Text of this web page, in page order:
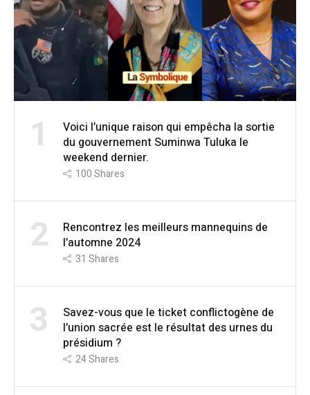
1
Voici l’unique raison qui empêcha la sortie
du gouvernement Suminwa Tuluka le
weekend dernier.
100Shares
2
Rencontrez les meilleurs mannequins de
l’automne 2024
31 Shares
3
Savez-vous que le ticket conflictogène de
l’union sacrée est le résultat des urnes du
présidium ?
24Shares